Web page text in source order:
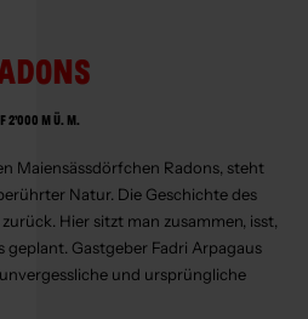
2’000 M Ü. M.
Maiensässdörfchen Radons, steht
Natur. Die Geschichte des
Hier sitzt man zusammen, isst,
geplant. Gastgeber Fadri Arpagaus
und ursprüngliche